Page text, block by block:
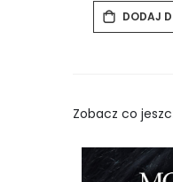
DODAJ
Zobacz co